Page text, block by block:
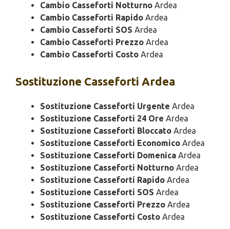
Cambio Casseforti Notturno Ardea
Cambio Casseforti Rapido Ardea
Cambio Casseforti SOS Ardea
Cambio Casseforti Prezzo Ardea
Cambio Casseforti Costo Ardea
Sostituzione Casseforti Ardea
Sostituzione Casseforti Urgente Ardea
Sostituzione Casseforti 24 Ore Ardea
Sostituzione Casseforti Bloccato Ardea
Sostituzione Casseforti Economico Ardea
Sostituzione Casseforti Domenica Ardea
Sostituzione Casseforti Notturno Ardea
Sostituzione Casseforti Rapido Ardea
Sostituzione Casseforti SOS Ardea
Sostituzione Casseforti Prezzo Ardea
Sostituzione Casseforti Costo Ardea